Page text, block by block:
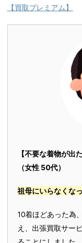
【買取プレミアム】
【不要な着物が出
（女性 50代）
祖母にいらなくな
10着ほどあった為
え、出張買取サー